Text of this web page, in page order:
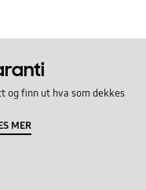
og finn ut hva som dekkes
MER